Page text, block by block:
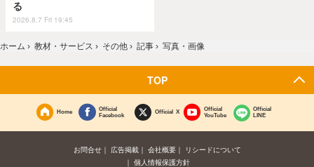
る
2026.8.7 Fri 19:45
ホーム › 教材・サービス › その他 › 記事 › 写真・画像
TOP
Home
Official
Facebook
Official X
Official
YouTube
Official
LINE
お問合せ 広告掲載 会社概要
リシードについて
個人情報保護方針